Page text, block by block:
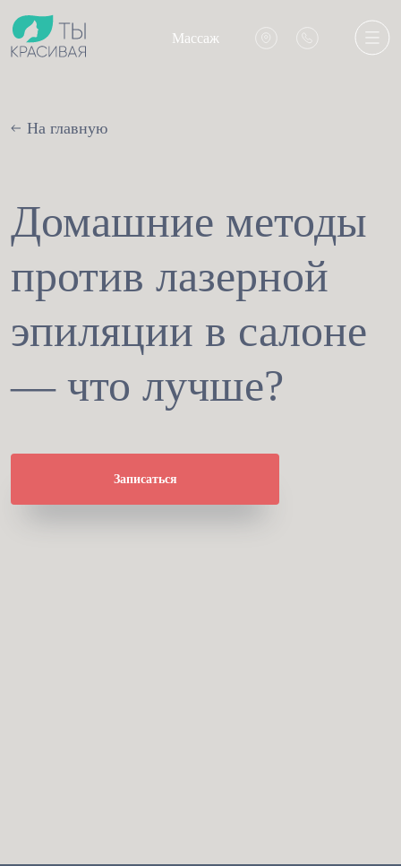
Массаж
На главную
Домашние методы
против лазерной
эпиляции в салоне
— что лучше?
Записаться